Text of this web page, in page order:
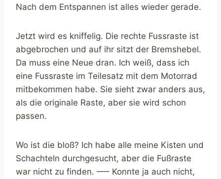
Nach dem Entspannen ist alles wieder gerade.
Jetzt wird es kniffelig. Die rechte Fussraste ist
abgebrochen und auf ihr sitzt der Bremshebel.
Da muss eine Neue dran. Ich weiß, dass ich
eine Fussraste im Teilesatz mit dem Motorrad
mitbekommen habe. Sie sieht zwar anders aus,
als die originale Raste, aber sie wird schon
passen.
Wo ist die bloß? Ich habe alle meine Kisten und
Schachteln durchgesucht, aber die Fußraste
war nicht zu finden. —– Konnte ja auch nicht,